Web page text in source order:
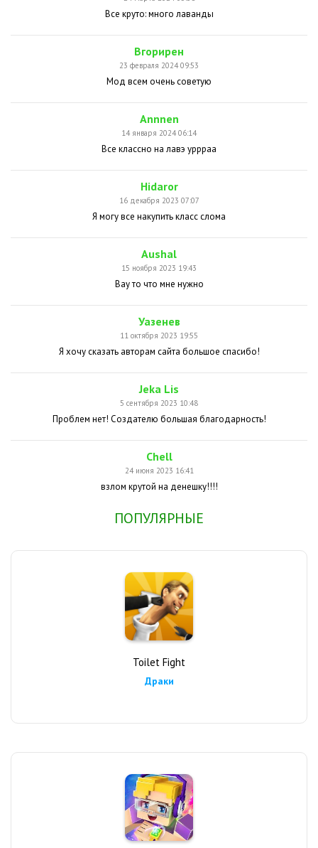
Все круто: много лаванды
Вгорирен
23 февраля 2024 09:53
Мод всем очень советую
Annnen
14 января 2024 06:14
Все классно на лавэ уррраа
Hidaror
16 декабря 2023 07:07
Я могу все накупить класс слома
Aushal
15 ноября 2023 19:43
Вау то что мне нужно
Уазенев
11 октября 2023 19:55
Я хочу сказать авторам сайта большое спасибо!
Jeka Lis
5 сентября 2023 10:48
Проблем нет! Создателю большая благодарность!
Chell
24 июня 2023 16:41
взлом крутой на денешку!!!!
ПОПУЛЯРНЫЕ
Toilet Fight
Драки